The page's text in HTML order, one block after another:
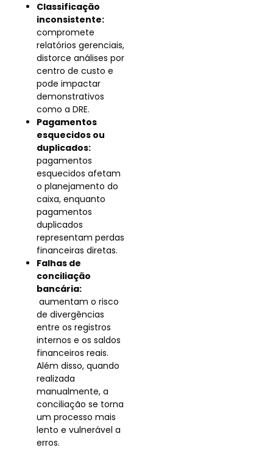
Classificação
inconsistente:
compromete
relatórios gerenciais,
distorce análises por
centro de custo e
pode impactar
demonstrativos
como a DRE.
Pagamentos
esquecidos ou
duplicados:
pagamentos
esquecidos afetam
o planejamento do
caixa, enquanto
pagamentos
duplicados
representam perdas
financeiras diretas.
Falhas de
conciliação
bancária:
aumentam o risco
de divergências
entre os registros
internos e os saldos
financeiros reais.
Além disso, quando
realizada
manualmente, a
conciliação se torna
um processo mais
lento e vulnerável a
erros.